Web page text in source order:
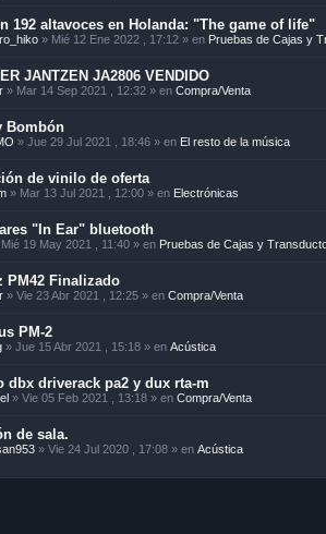
192 altavoces en Holanda: "The game of life"
» Mié 12 Ene 2022 , 17:12 » en Pruebas de Cajas y
JANTZEN JA2806 VENDIDO
» Mar 14 Sep 2021 , 12:32 » en Compra/Venta
Bombón
» Jue 29 Jul 2021 , 18:46 » en El resto de la música
de vinilo de oferta
» Mar 13 Jul 2021 , 12:00 » en Electrónicas
"In Ear" bluetooth
Mié 19 May 2021 , 11:40 » en Pruebas de Cajas y
PM42 Finalizado
» Vie 23 Abr 2021 , 12:25 » en Compra/Venta
PM-2
» Jue 15 Abr 2021 , 15:18 » en Acústica
dbx driverack pa2 y dux rta-m
» Vie 05 Feb 2021 , 13:18 » en Compra/Venta
de sala.
» Vie 24 Jul 2020 , 17:08 » en Acústica